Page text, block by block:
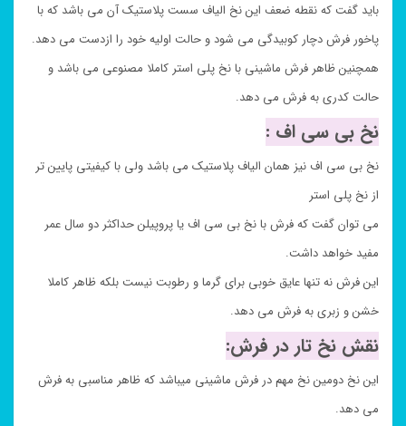
باید گفت که نقطه ضعف این نخ الیاف سست پلاستیک آن می باشد که با
پاخور فرش دچار کوبیدگی می شود و حالت اولیه خود را ازدست می دهد.
همچنین ظاهر فرش ماشینی با نخ پلی استر کاملا مصنوعی می باشد و
حالت کدری به فرش می دهد.
نخ بی سی اف :
نخ بی سی اف نیز همان الیاف پلاستیک می باشد ولی با کیفیتی پایین تر
از نخ پلی استر
می توان گفت که فرش با نخ بی سی اف یا پروپیلن حداکثر دو سال عمر
مفید خواهد داشت.
این فرش نه تنها عایق خوبی برای گرما و رطوبت نیست بلکه ظاهر کاملا
خشن و زبری به فرش می دهد.
نقش نخ تار در فرش:
این نخ دومین نخ مهم در فرش ماشینی میباشد که ظاهر مناسبی به فرش
می دهد.